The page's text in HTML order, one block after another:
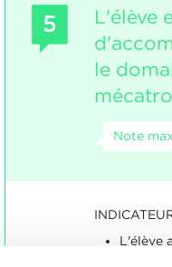
5
L'élève
le
Note
L'élève